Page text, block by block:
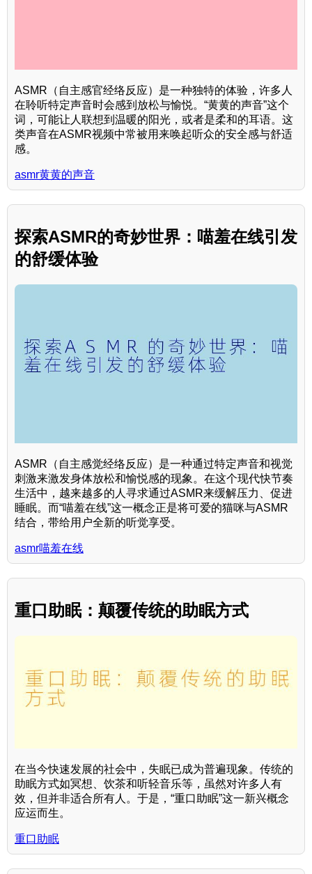
ASMR（自主感官经络反应）是一种独特的体验，许多人
在聆听特定声音时会感到放松与愉悦。“黄黄的声音”这个
词，可能让人联想到温暖的阳光，或者是柔和的耳语。这
类声音在ASMR视频中常被用来唤起听众的安全感与舒适
感。
asmr黄黄的声音
探索ASMR的奇妙世界：喵羞在线引发
的舒缓体验
ASMR（自主感觉经络反应）是一种通过特定声音和视觉
刺激来激发身体放松和愉悦感的现象。在这个现代快节奏
生活中，越来越多的人寻求通过ASMR来缓解压力、促进
睡眠。而“喵羞在线”这一概念正是将可爱的猫咪与ASMR
结合，带给用户全新的听觉享受。
asmr喵羞在线
重口助眠：颠覆传统的助眠方式
在当今快速发展的社会中，失眠已成为普遍现象。传统的
助眠方式如冥想、饮茶和听轻音乐等，虽然对许多人有
效，但并非适合所有人。于是，“重口助眠”这一新兴概念
应运而生。
重口助眠